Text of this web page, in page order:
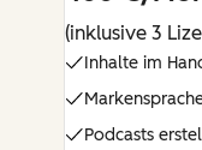
(inklusive 3
Inhalte im
Podcasts